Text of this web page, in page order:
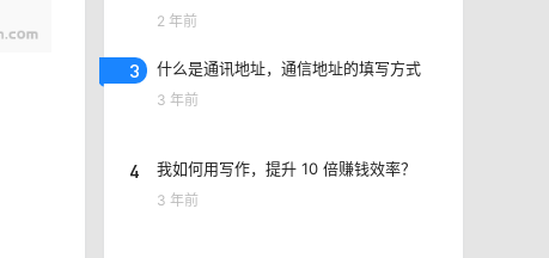
2 年前
3 什么是通讯地址，通信地址的填写方式
3 年前
4 我如何用写作，提升 10 倍赚钱效率？
3 年前